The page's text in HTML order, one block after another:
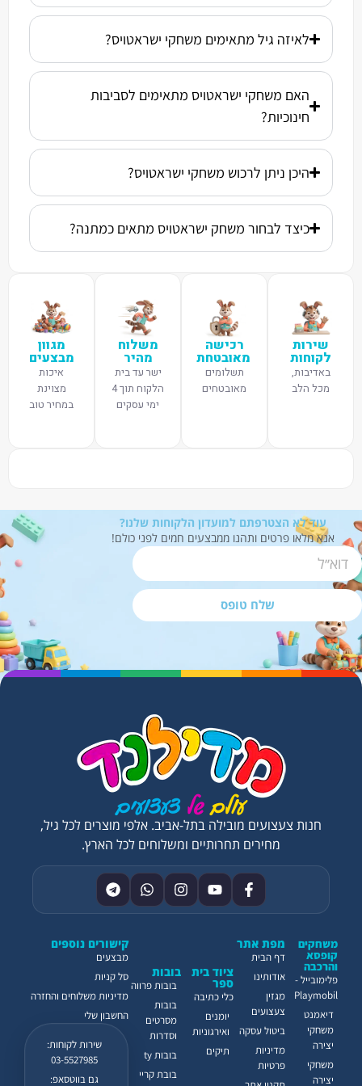
לאיזה גיל מתאימים משחקי ישראטויס?
האם משחקי ישראטויס מתאימים לסביבות
חינוכיות?
היכן ניתן לרכוש משחקי ישראטויס?
כיצד לבחור משחק ישראטויס מתאים כמתנה?
שירות
לקוחות
באדיבות,
מכל הלב
רכישה
מאובטחת
תשלומים
מאובטחים
משלוח
מהיר
ישר עד בית
הלקוח תוך 4
ימי עסקים
מגוון
מבצעים
איכות
מצוינת
במחיר טוב
עוד לא הצטרפתם למועדון הלקוחות שלנו?
אנא מלאו פרטים ותהנו ממבצעים חמים לפני כולם!
שלח טופס
קישורים נוספים
מבצעים
סל קניות
מדיניות משלוחים והחזרה
החשבון שלי
שירות לקוחות:
03-5527985
גם בווטסאפ:
ציוד בית
ספר
כלי כתיבה
יומנים
ואירגוניות
תיקים
בובות
בובות פרווה
בובות
מסרטים
וסדרות
בובות ty
בובת קריי
משחקים
קופסא
והרכבה
פלימובייל -
Playmobil
דיאמנט
משחקי
יצירה
משחקי
יצירה
מפת אתר
דף הבית
אודותינו
מגזין
צעצועים
ביטול עסקה
מדיניות
פרטיות
חנות צעצועים מובילה בתל-אביב. אלפי מוצרים לכל גיל,
מחירים תחרותיים ומשלוחים לכל הארץ.